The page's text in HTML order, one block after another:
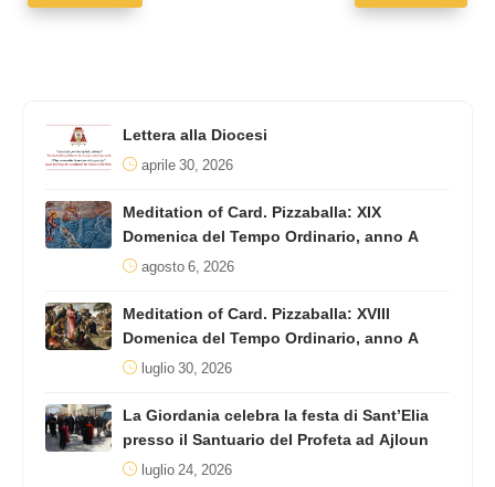
Lettera alla Diocesi
aprile 30, 2026
Meditation of Card. Pizzaballa: XIX
Domenica del Tempo Ordinario, anno A
agosto 6, 2026
Meditation of Card. Pizzaballa: XVIII
Domenica del Tempo Ordinario, anno A
luglio 30, 2026
La Giordania celebra la festa di Sant’Elia
presso il Santuario del Profeta ad Ajloun
luglio 24, 2026